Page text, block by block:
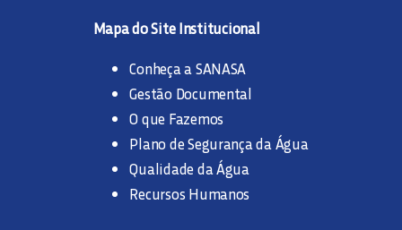
Mapa do Site Institucional
Conheça a SANASA
Gestão Documental
O que Fazemos
Plano de Segurança da Água
Qualidade da Água
Recursos Humanos